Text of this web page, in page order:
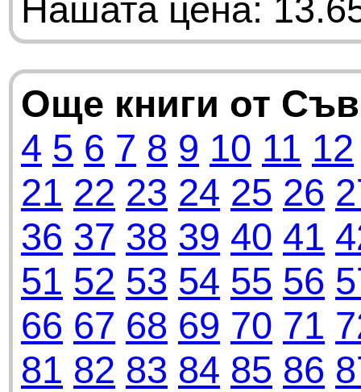
Нашата цена:
Още книги от
4 5 6 7 8 9 10 11 12
21 22 23 24 25 26
36 37 38 39 40 41
51 52 53 54 55 56
66 67 68 69 70 71
81 82 83 84 85 86